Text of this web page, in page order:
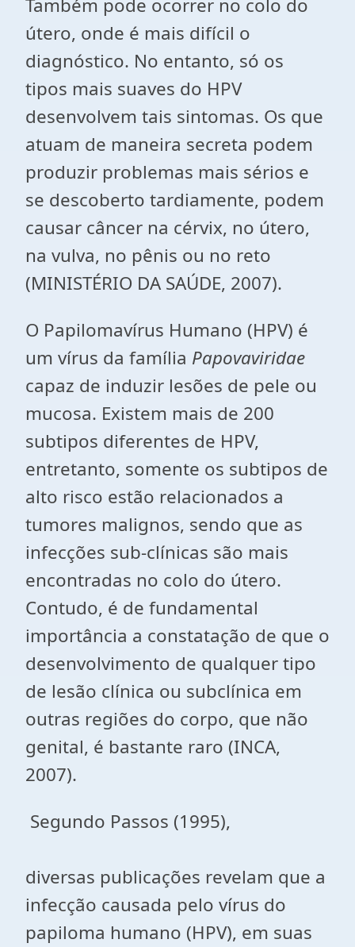
Também pode ocorrer no colo do
útero, onde é mais difícil o
diagnóstico. No entanto, só os
tipos mais suaves do HPV
desenvolvem tais sintomas. Os que
atuam de maneira secreta podem
produzir problemas mais sérios e
se descoberto tardiamente, podem
causar câncer na cérvix, no útero,
na vulva, no pênis ou no reto
(MINISTÉRIO DA SAÚDE, 2007).
O Papilomavírus Humano (HPV) é
um vírus da família Papovaviridae
capaz de induzir lesões de pele ou
mucosa. Existem mais de 200
subtipos diferentes de HPV,
entretanto, somente os subtipos de
alto risco estão relacionados a
tumores malignos, sendo que as
infecções sub-clínicas são mais
encontradas no colo do útero.
Contudo, é de fundamental
importância a constatação de que o
desenvolvimento de qualquer tipo
de lesão clínica ou subclínica em
outras regiões do corpo, que não
genital, é bastante raro (INCA,
2007).
Segundo Passos (1995),
diversas publicações revelam que a
infecção causada pelo vírus do
papiloma humano (HPV), em suas